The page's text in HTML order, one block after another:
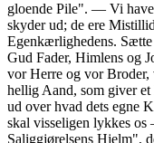
gloende Pile". — Vi have
skyder ud; de ere
Egenkærlighedens.
Gud Fader, Himlens og
vor Herre og vor Broder,
hellig Aand, som giver et
ud over hvad dets egne
skal visseligen lykkes
Saliggjørelsens Hjelm",